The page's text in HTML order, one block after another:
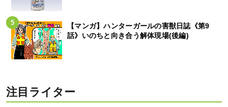
【マンガ】ハンターガールの害獣日誌《第9
話》いのちと向き合う解体現場(後編)
注目ライター